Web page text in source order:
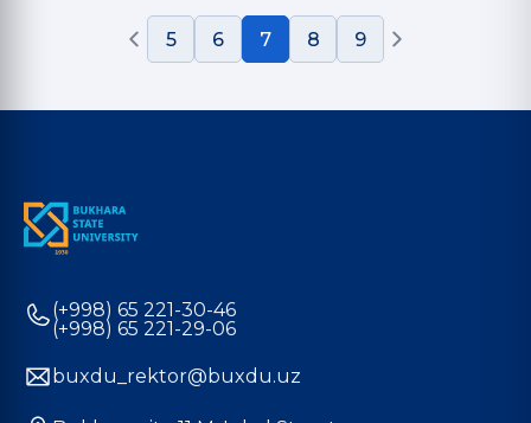
5 6 7 8 9
(+998) 65 221-30-46
(+998) 65 221-29-06
buxdu_rektor@buxdu.uz